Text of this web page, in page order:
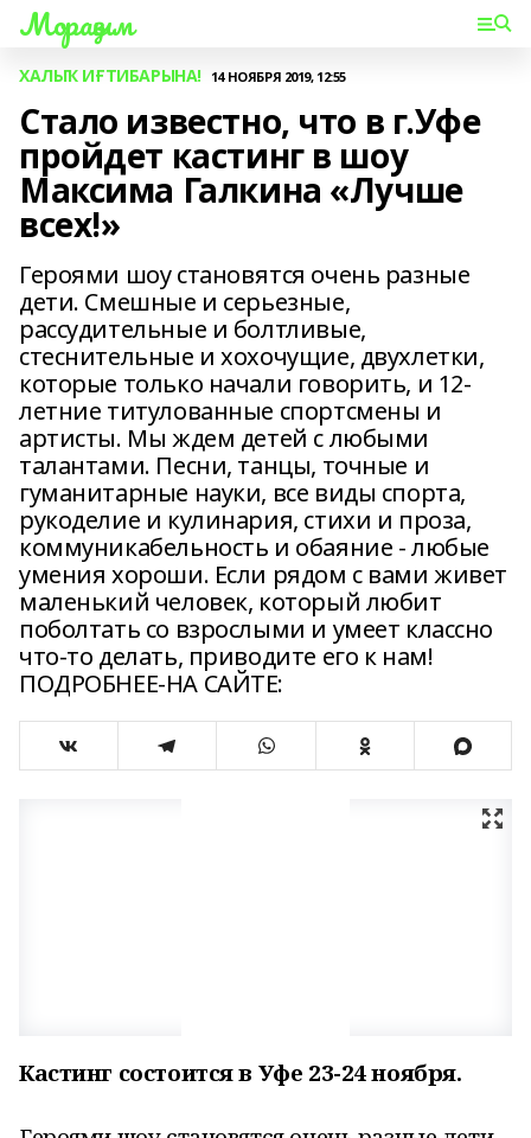
Мораҙым
ХАЛЫҠ ИҒТИБАРЫНА! 14 НОЯБРЯ 2019, 12:55
Стало известно, что в г.Уфе
пройдет кастинг в шоу
Максима Галкина «Лучше
всех!»
Героями шоу становятся очень разные
дети. Смешные и серьезные,
рассудительные и болтливые,
стеснительные и хохочущие, двухлетки,
которые только начали говорить, и 12-
летние титулованные спортсмены и
артисты. Мы ждем детей с любыми
талантами. Песни, танцы, точные и
гуманитарные науки, все виды спорта,
рукоделие и кулинария, стихи и проза,
коммуникабельность и обаяние - любые
умения хороши. Если рядом с вами живет
маленький человек, который любит
поболтать со взрослыми и умеет классно
что-то делать, приводите его к нам!
ПОДРОБНЕЕ-НА САЙТЕ:
Кастинг состоится в Уфе 23-24 ноября.